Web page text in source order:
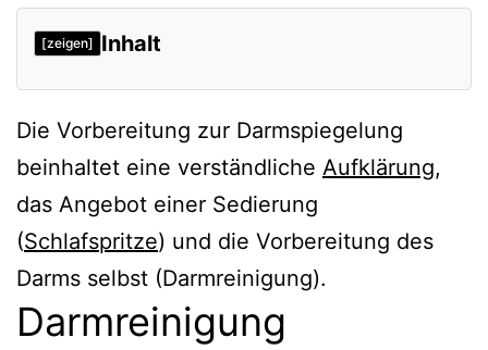
[zeigen] Inhalt
Die Vorbereitung zur Darmspiegelung
beinhaltet eine verständliche Aufklärung,
das Angebot einer Sedierung
(Schlafspritze) und die Vorbereitung des
Darms selbst (Darmreinigung).
Darmreinigung